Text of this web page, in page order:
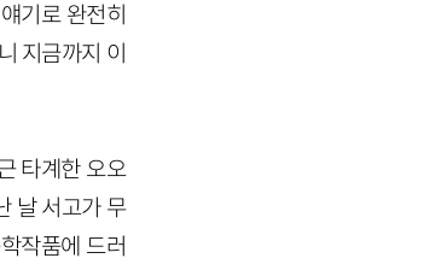
기로 완전히
지금까지 이
타계한 오오
날 서고가 무
작품에 드러